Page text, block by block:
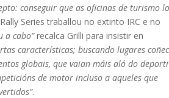
conseguir que as oficinas de turismo
Series traballou no extinto IRC e no
a cabo”recalca Grilli para insistir en
características; buscando lugares
globais, que vaian máis aló do
de motor incluso a aqueles que
.